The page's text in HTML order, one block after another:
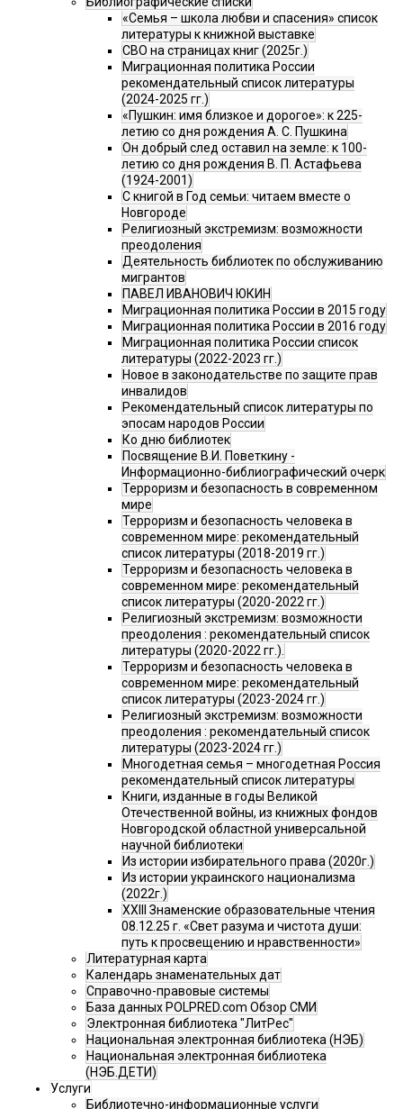
«Семья – школа любви и спасения» список
литературы к книжной выставке
СВО на страницах книг (2025г.)
Миграционная политика России
рекомендательный список литературы
(2024-2025 гг.)
«Пушкин: имя близкое и дорогое»: к 225-
летию со дня рождения А. С. Пушкина
Он добрый след оставил на земле: к 100-
летию со дня рождения В. П. Астафьева
(1924-2001)
С книгой в Год семьи: читаем вместе о
Новгороде
Религиозный экстремизм: возможности
преодоления
Деятельность библиотек по обслуживанию
мигрантов
ПАВЕЛ ИВАНОВИЧ ЮКИН
Миграционная политика России в 2015 году
Миграционная политика России в 2016 году
Миграционная политика России список
литературы (2022-2023 гг.)
Новое в законодательстве по защите прав
инвалидов
Рекомендательный список литературы по
эпосам народов России
Ко дню библиотек
Посвящение В.И. Поветкину -
Информационно-библиографический очерк
Терроризм и безопасность в современном
мире
Терроризм и безопасность человека в
современном мире: рекомендательный
список литературы (2018-2019 гг.)
Терроризм и безопасность человека в
современном мире: рекомендательный
список литературы (2020-2022 гг.)
Религиозный экстремизм: возможности
преодоления : рекомендательный список
литературы (2020-2022 гг.).
Терроризм и безопасность человека в
современном мире: рекомендательный
список литературы (2023-2024 гг.)
Религиозный экстремизм: возможности
преодоления : рекомендательный список
литературы (2023-2024 гг.)
Многодетная семья – многодетная Россия
рекомендательный список литературы
Книги, изданные в годы Великой
Отечественной войны, из книжных фондов
Новгородской областной универсальной
научной библиотеки
Из истории избирательного права (2020г.)
Из истории украинского национализма
(2022г.)
XXIII Знаменские образовательные чтения
08.12.25 г. «Свет разума и чистота души:
путь к просвещению и нравственности»
Литературная карта
Календарь знаменательных дат
Справочно-правовые системы
База данных POLPRED.com Обзор СМИ
Электронная библиотека "ЛитРес"
Национальная электронная библиотека (НЭБ)
Национальная электронная библиотека
(НЭБ.ДЕТИ)
Услуги
Библиотечно-информационные услуги